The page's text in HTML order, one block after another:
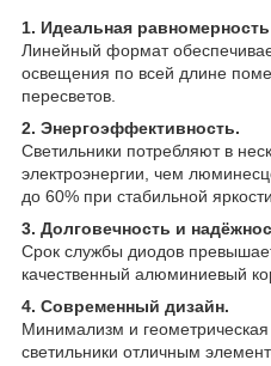
1. Идеальная равномерность
Линейный формат
освещения по всей длине
пересветов.
2. Энергоэффективность.
Светильники потребляют в
электроэнергии, чем
до 60% при стабильной яркости.
3. Долговечность и
Срок службы диодов
качественный алюминиевый
4. Современный дизайн.
Минимализм и
светильники отличным